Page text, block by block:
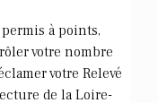
à points,
votre nombre
votre Relevé
de la Loire-